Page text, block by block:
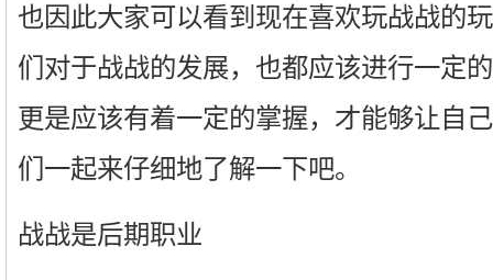
也因此大家可以看到现在喜欢玩战战的
们对于战战的发展，也都应该进行一定
更是应该有着一定的掌握，才能够让自
们一起来仔细地了解一下吧。
战战是后期职业